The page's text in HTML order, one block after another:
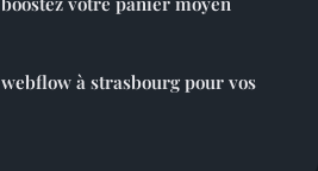
à strasbourg pour vos